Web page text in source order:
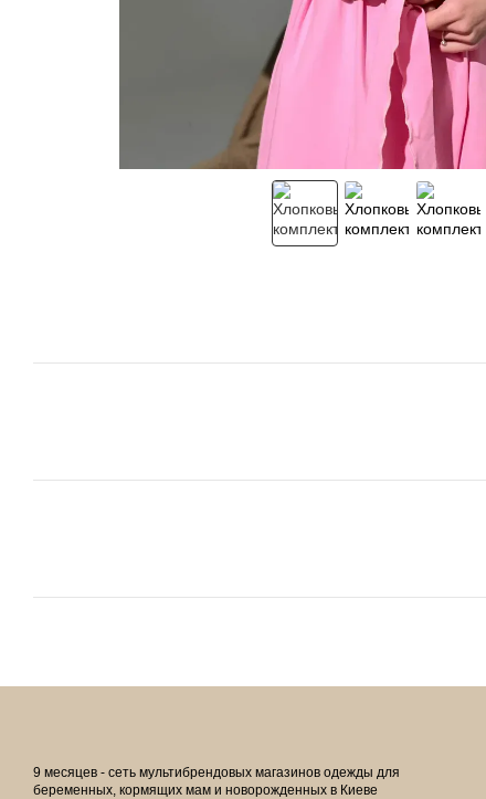
9 месяцев - сеть мультибрендовых магазинов одежды для
беременных, кормящих мам и новорожденных в Киеве